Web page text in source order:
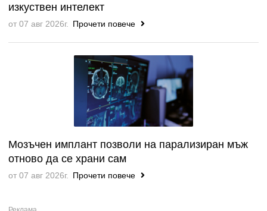
изкуствен интелект
от 07 авг 2026г. Прочети повече
Мозъчен имплант позволи на парализиран мъж
отново да се храни сам
от 07 авг 2026г. Прочети повече